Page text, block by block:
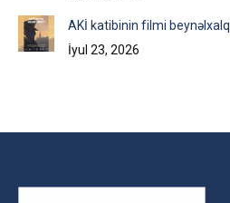
AKİ katibinin filmi
İyul 23, 2026